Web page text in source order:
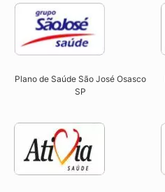
Plano de Saúde São José Osasco
SP​